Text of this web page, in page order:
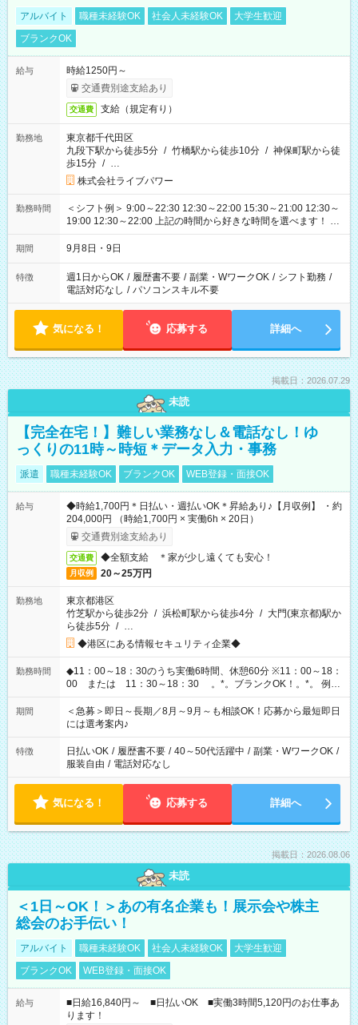
アルバイト 職種未経験OK 社会人未経験OK
大学生歓迎
ブランクOK
給与
時給1250円～
交通費別途支給あり
交通費 支給（規定有り）
勤務地
東京都千代田区
九段下駅から徒歩5分 / 竹橋駅から徒歩10分 / 神保町駅から徒
歩15分 / …
株式会社ライブパワー
勤務時間
＜シフト例＞ 9:00～22:30 12:30～22:00 15:30～21:00 12:30～
19:00 12:30～22:00 上記の時間から好きな時間を選べます！ ※
時間は変更となる可能性があります
期間 9月8日・9日
特徴 週1日からOK / 履歴書不要 / 副業・WワークOK / シフト勤務 /
電話対応なし / パソコンスキル不要
気になる！ 応募する 詳細へ
掲載日：2026.07.29
未読
【完全在宅！】難しい業務なし＆電話なし！ゆ
っくりの11時～時短＊データ入力・事務
派遣 職種未経験OK ブランクOK WEB登録・面接OK
給与
◆時給1,700円＊日払い・週払いOK＊昇給あり♪【月収例】 ・約
204,000円 （時給1,700円 × 実働6h × 20日）
交通費別途支給あり
交通費 ◆全額支給 ＊家が少し遠くても安心！
月収例 20～25万円
勤務地
東京都港区
竹芝駅から徒歩2分 / 浜松町駅から徒歩4分 / 大門(東京都)駅か
ら徒歩5分 / …
◆港区にある情報セキュリティ企業◆
勤務時間
◆11：00～18：30のうち実働6時間、休憩60分 ※11：00～18：
00 または 11：30～18：30 。*。ブランクOK！。*。 例え
ば前職が、 在宅/財団法人/事務/コールセンター/受付/販売/カフェ
スタッフ スイーツ販売/ホテルフロント/化粧品販売/など 様々な
業界から入社して活躍されています♪
期間
＜急募＞即日～長期／8月～9月～も相談OK！応募から最短即日
には選考案内♪
特徴 日払いOK / 履歴書不要 / 40～50代活躍中 / 副業・WワークOK /
服装自由 / 電話対応なし
気になる！ 応募する 詳細へ
掲載日：2026.08.06
未読
＜1日～OK！＞あの有名企業も！展示会や株主
総会のお手伝い！
アルバイト 職種未経験OK 社会人未経験OK
大学生歓迎
ブランクOK
WEB登録・面接OK
給与
■日給16,840円～ ■日払いOK ■実働3時間5,120円のお仕事あ
ります！